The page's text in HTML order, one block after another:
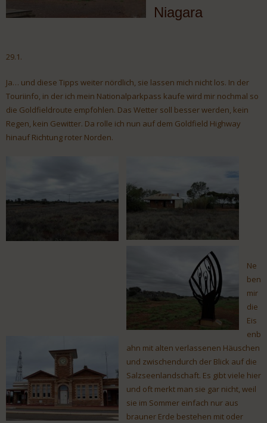
Niagara
29.1.
Ja… und diese Tipps weiter nördlich, sie lassen mich nicht los. In der
Touriinfo, in der ich mein Nationalparkpass kaufe wird mir nochmal so
die Goldfieldroute empfohlen. Das Wetter soll besser werden, kein
Regen, kein Gewitter. Da rolle ich nun auf dem Goldfield Highway
hinauf Richtung roter Norden.
Ne
ben
mir
die
Eis
enb
ahn mit alten verlassenen Häuschen
und zwischendurch der Blick auf die
Salzseenlandschaft. Es gibt viele hier
und oft merkt man sie gar nicht, weil
sie im Sommer einfach nur aus
brauner Erde bestehen mit oder